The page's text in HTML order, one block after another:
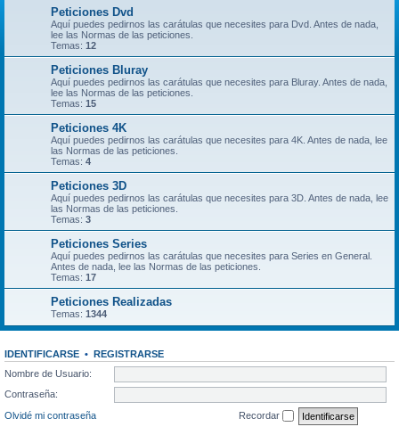
Peticiones Dvd
Aquí puedes pedirnos las carátulas que necesites para Dvd. Antes de nada,
lee las Normas de las peticiones.
Temas: 12
Peticiones Bluray
Aquí puedes pedirnos las carátulas que necesites para Bluray. Antes de nada,
lee las Normas de las peticiones.
Temas: 15
Peticiones 4K
Aquí puedes pedirnos las carátulas que necesites para 4K. Antes de nada, lee
las Normas de las peticiones.
Temas: 4
Peticiones 3D
Aquí puedes pedirnos las carátulas que necesites para 3D. Antes de nada, lee
las Normas de las peticiones.
Temas: 3
Peticiones Series
Aquí puedes pedirnos las carátulas que necesites para Series en General.
Antes de nada, lee las Normas de las peticiones.
Temas: 17
Peticiones Realizadas
Temas: 1344
IDENTIFICARSE • REGISTRARSE
Nombre de Usuario:
Contraseña:
Olvidé mi contraseña
Recordar